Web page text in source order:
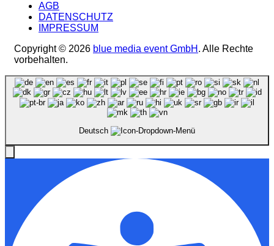
AGB
DATENSCHUTZ
IMPRESSUM
Copyright © 2026 blue media event GmbH . Alle Rechte
vorbehalten.
Deutsch